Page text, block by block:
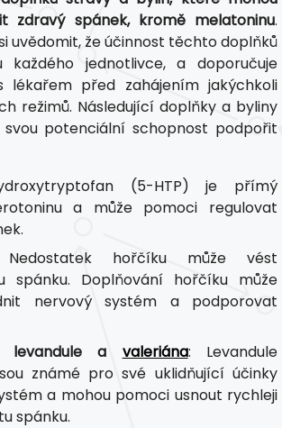
zdravý spánek, kromě melatoninu.
uvědomit, že účinnost těchto doplňků
jednotlivce, a doporučuje
lékařem před zahájením jakýchkoli
režimů. Následující doplňky a byliny
potenciální schopnost podpořit
(5-HTP) je přímý
a může pomoci regulovat
hořčíku může vést
spánku. Doplňování hořčíku může
nervový systém a podporovat
levandule a valeriána: Levandule
známé pro své uklidňující účinky
a mohou pomoci usnout rychleji
spánku.